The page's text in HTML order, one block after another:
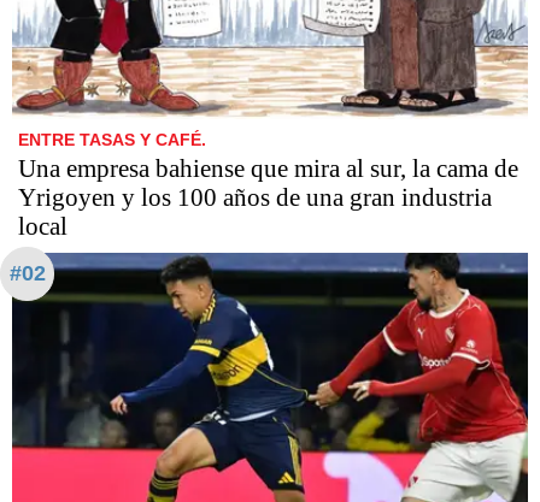
ENTRE TASAS Y CAFÉ.
Una empresa bahiense que mira al sur, la cama de
Yrigoyen y los 100 años de una gran industria
local
#02